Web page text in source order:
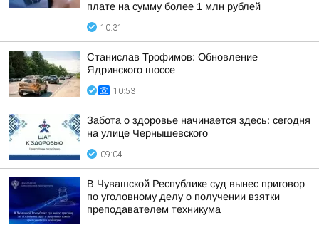
плате на сумму более 1 млн рублей
10:31
Станислав Трофимов: Обновление
Ядринского шоссе
10:53
Забота о здоровье начинается здесь: сегодня
на улице Чернышевского
09:04
В Чувашской Республике суд вынес приговор
по уголовному делу о получении взятки
преподавателем техникума